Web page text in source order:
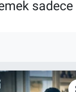
sadece